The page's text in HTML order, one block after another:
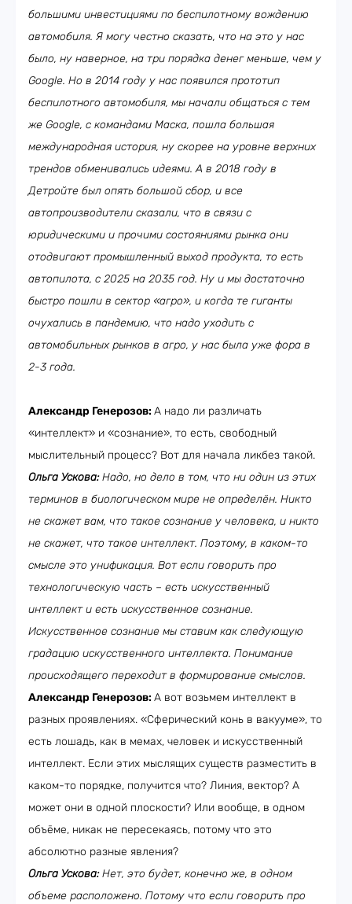
большими инвестициями по беспилотному вождению
автомобиля. Я могу честно сказать, что на это у нас
было, ну наверное, на три порядка денег меньше, чем у
Google. Но в 2014 году у нас появился прототип
беспилотного автомобиля, мы начали общаться с тем
же Google, с командами Маска, пошла большая
международная история, ну скорее на уровне верхних
трендов обменивались идеями. А в 2018 году в
Детройте был опять большой сбор, и все
автопроизводители сказали, что в связи с
юридическими и прочими состояниями рынка они
отодвигают промышленный выход продукта, то есть
автопилота, с 2025 на 2035 год. Ну и мы достаточно
быстро пошли в сектор «агро», и когда те гиганты
очухались в пандемию, что надо уходить с
автомобильных рынков в агро, у нас была уже фора в
2-3 года.
Александр Генерозов:А надо ли различать
«интеллект» и «сознание», то есть, свободный
мыслительный процесс? Вот для начала ликбез такой.
Ольга Ускова:Надо, но дело в том, что ни один из этих
терминов в биологическом мире не определён. Никто
не скажет вам, что такое сознание у человека, и никто
не скажет, что такое интеллект. Поэтому, в каком-то
смысле это унификация. Вот если говорить про
технологическую часть – есть искусственный
интеллект и есть искусственное сознание.
Искусственное сознание мы ставим как следующую
градацию искусственного интеллекта. Понимание
происходящего переходит в формирование смыслов.
Александр Генерозов:А вот возьмем интеллект в
разных проявлениях. «Сферический конь в вакууме», то
есть лошадь, как в мемах, человек и искусственный
интеллект. Если этих мыслящих существ разместить в
каком-то порядке, получится что? Линия, вектор? А
может они в одной плоскости? Или вообще, в одном
объёме, никак не пересекаясь, потому что это
абсолютно разные явления?
Ольга Ускова:Нет, это будет, конечно же, в одном
объеме расположено. Потому что если говорить про